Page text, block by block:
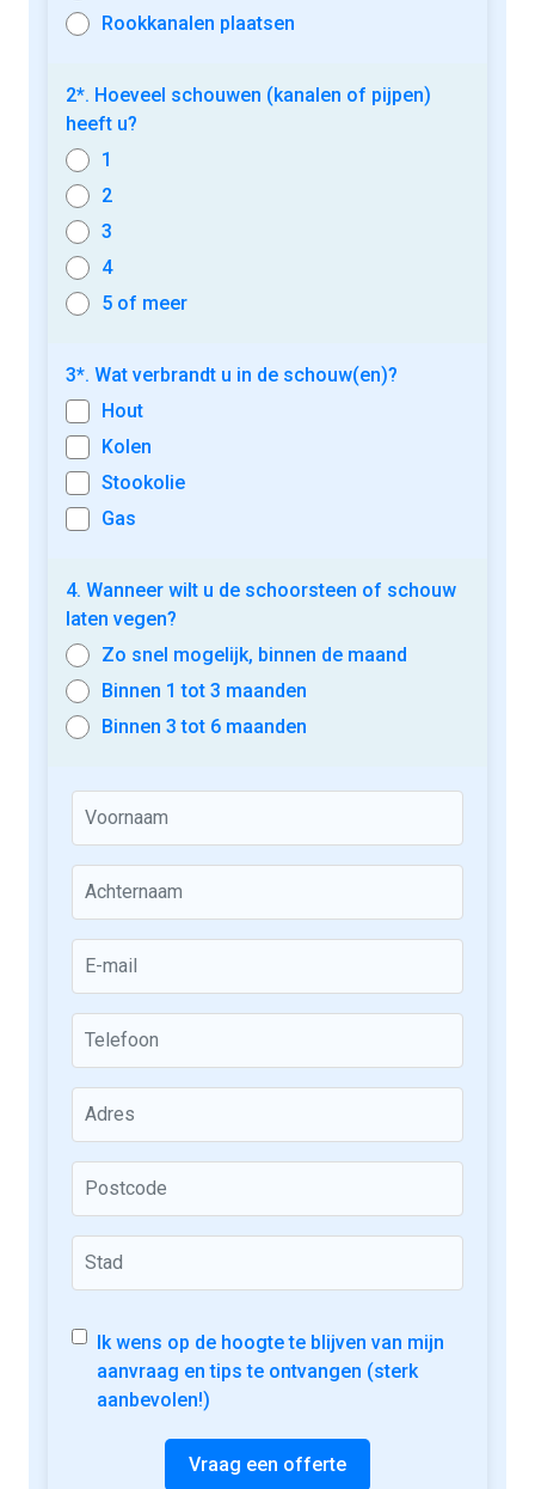
Rookkanalen plaatsen
2*. Hoeveel schouwen (kanalen of pijpen)
heeft u?
1
2
3
4
5 of meer
3*. Wat verbrandt u in de schouw(en)?
Hout
Kolen
Stookolie
Gas
4. Wanneer wilt u de schoorsteen of schouw
laten vegen?
Zo snel mogelijk, binnen de maand
Binnen 1 tot 3 maanden
Binnen 3 tot 6 maanden
Ik wens op de hoogte te blijven van mijn
aanvraag en tips te ontvangen (sterk
aanbevolen!)
Vraag een offerte